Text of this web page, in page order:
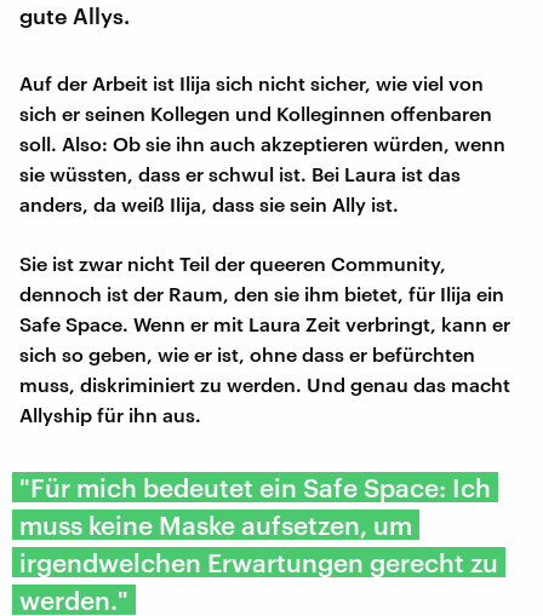
gute Allys.
Auf der Arbeit ist Ilija sich nicht sicher, wie viel von
sich er seinen Kollegen und Kolleginnen offenbaren
soll. Also: Ob sie ihn auch akzeptieren würden, wenn
sie wüssten, dass er schwul ist. Bei Laura ist das
anders, da weiß Ilija, dass sie sein Ally ist.
Sie ist zwar nicht Teil der queeren Community,
dennoch ist der Raum, den sie ihm bietet, für Ilija ein
Safe Space. Wenn er mit Laura Zeit verbringt, kann er
sich so geben, wie er ist, ohne dass er befürchten
muss, diskriminiert zu werden. Und genau das macht
Allyship für ihn aus.
"Für mich bedeutet ein Safe Space: Ich
muss keine Maske aufsetzen, um
irgendwelchen Erwartungen gerecht zu
werden."